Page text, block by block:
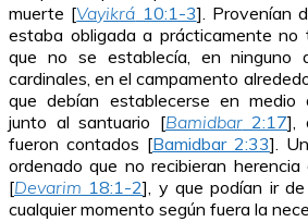
muerte [Vayikrá 10:1-3]. Provenían
estaba obligada a prácticamente no
que no se establecía, en ninguno
cardinales, en el campamento
que debían establecerse en medio
junto al santuario [Bamidbar2:17],
fueron contados [Bamidbar 2:33].
ordenado que no recibieran
[Devarim 18:1-2], y que podían ir
cualquier momento según fuera la